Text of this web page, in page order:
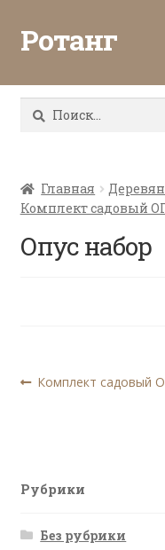
Ротанг
Каталог
Все о ротанге
Ротанг оптом
Найти:
Главная
Комплект садовый
Опус набор
Навигация
Предыдущая
Комплект садовый
Рубрики
Без рубрики